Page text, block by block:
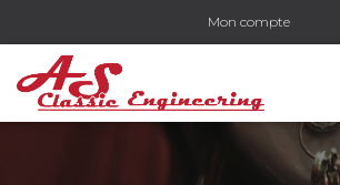
Mon compte